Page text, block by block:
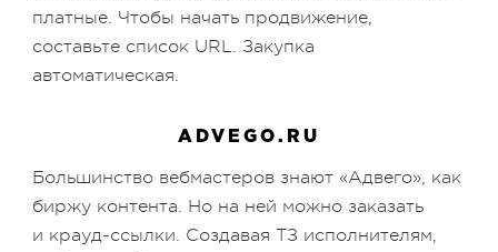
платные. Чтобы начать продвижение,
составьте список URL. Закупка
автоматическая.
ADVEGO.RU
Большинство вебмастеров знают «Адвего», как
биржу контента. Но на ней можно заказать
и крауд-ссылки. Создавая ТЗ исполнителям,